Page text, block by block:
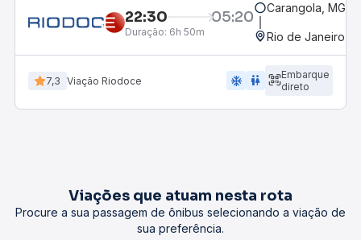
22:30 05:20
Duração: 6h 50m
Carangola, MG -
Rio de Janeiro,
7,3 Viação Riodoce ac_unit wc
Embarque
direto
Viações que atuam nesta rota
Procure a sua passagem de ônibus selecionando a viação de
sua preferência.